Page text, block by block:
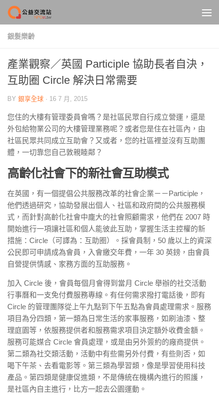
Skip to content
銀髮樂齡
產業觀察／英國 Participle 協助長者自決，
互助圈 Circle 解決日常需要
BY 銀享全球 · 16 7 月, 2015
您住的大樓有管理委員會嗎？是社區民眾自行成立營運，還是
外包給物業公司的大樓管理業務呢？或者您是住在社區內，由
社區民眾共同成立互助會？又或者，您的社區裡並沒有互助團
體，一切靠您自己敦親睦鄰？
高齡化社會下的新社會互助模式
在英國，有一個提倡公共服務改革的社會企業－－Participle，
他們透過研究，協助發展出個人、社區和政府間的公共服務模
式，而針對高齡化社會中龐大的社會照顧需求，他們在 2007 時
開始進行一項讓社區和個人能彼此互助，掌握生活主控權的新
措施：Circle（可譯為：互助圈）。採會員制，50 歲以上的資深
公民即可申請成為會員，入會繳交年費，一年 30 英鎊，由會員
自營提供情感、家務方面的互助服務。
加入 Circle 後，會員每個月會得到當月 Circle 舉辦的社交活動
行事曆和一支免付費服務專線。有任何需求撥打電話後，即有
Circle 的管理團隊從上午九點到下午五點為會員處理需求。服務
項目為分四類，第一類為日常生活的家事服務，如刷油漆、整
理庭園等，依服務提供者和服務需求項目決定額外收費金額。
服務可能媒合 Circle 會員處理，或是由另外簽約的廠商提供。
第二類為社交類活動，活動中有些需另外付費，有些則否，如
喝下午茶、去看電影等。第三類為學習類，像是學習使用科技
產品。第四類是健康促進類，不是傳統在機構內進行的照護，
是社區內自主進行，比方一起去公園運動。